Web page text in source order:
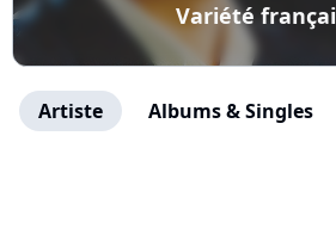
Variété
Artiste Albums & Singles